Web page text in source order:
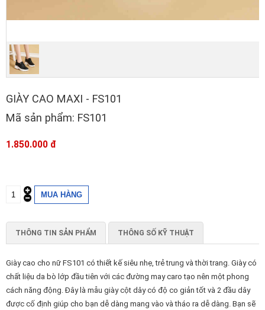
GIÀY CAO MAXI - FS101
Mã sản phẩm: FS101
1.850.000 đ
THÔNG TIN SẢN PHẨM THÔNG SỐ KỸ THUẬT
Giày cao cho nữ FS101 có thiết kế siêu nhẹ, trẻ trung và thời trang. Giày có
chất liệu da bò lớp đầu tiên với các đường may caro tạo nên một phong
cách năng động. Đây là mẫu giày cột dây có độ co giản tốt và 2 đầu dây
được cố định giúp cho bạn dễ dàng mang vào và tháo ra dễ dàng. Bạn sẽ